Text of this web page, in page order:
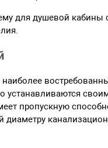
для душевой
устанавливаются
пропускную
диаметру